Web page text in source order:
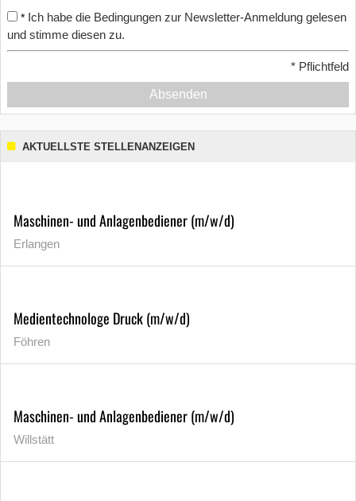
* Ich habe die Bedingungen zur Newsletter-Anmeldung gelesen
und stimme diesen zu.
* Pflichtfeld
Absenden
AKTUELLSTE STELLENANZEIGEN
Maschinen- und Anlagenbediener (m/w/d)
Erlangen
Medientechnologe Druck (m/w/d)
Föhren
Maschinen- und Anlagenbediener (m/w/d)
Willstätt